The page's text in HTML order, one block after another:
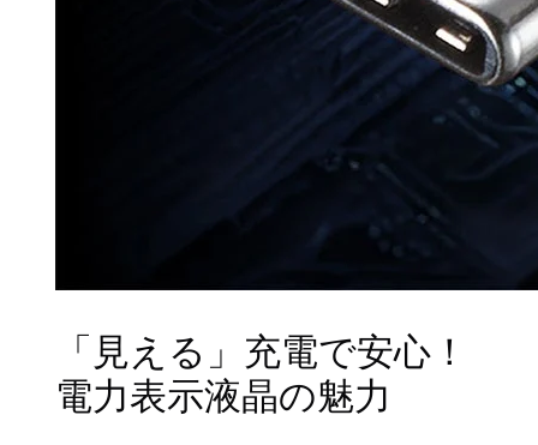
「見える」充電で安心！
電力表示液晶の魅力